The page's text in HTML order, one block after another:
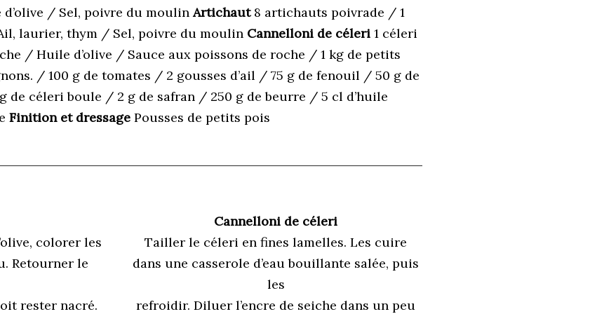
/ Sel, poivre du moulin Artichaut8 artichauts poivrade / 1
laurier, thym / Sel, poivre du moulin Cannelloni de céleri 1 céleri
/ Huile d’olive / Sauce aux poissons de roche / 1 kg de petits
/ 100 g de tomates / 2 gousses d’ail / 75 g de fenouil / 50 g de
de céleri boule / 2 g de safran / 250 g de beurre / 5 cl d’huile
Finition et dressage Pousses de petits pois
colorer les
Retourner le
rester nacré.
Cannelloni de céleri
Tailler le céleri en fines lamelles. Les cuire
dans une casserole d’eau bouillante salée, puis
les
refroidir. Diluer l’encre de seiche dans un peu